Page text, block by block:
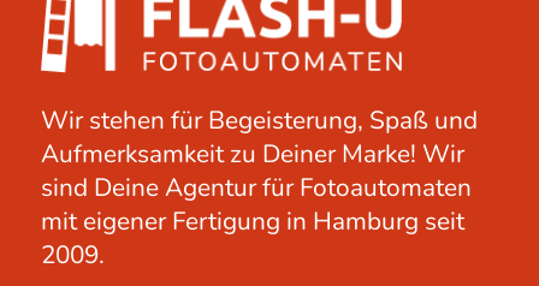
Wir stehen für Begeisterung, Spaß und
Aufmerksamkeit zu Deiner Marke! Wir
sind Deine Agentur für Fotoautomaten
mit eigener Fertigung in Hamburg seit
2009.